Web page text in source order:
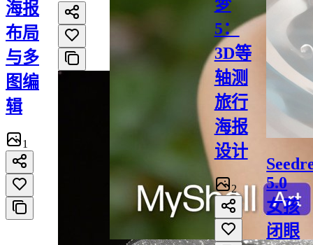
海报
布局
与多
图编
辑
1
梦
5：
3D等
轴测
旅行
海报
设计
2
5.0
女孩
闭眼